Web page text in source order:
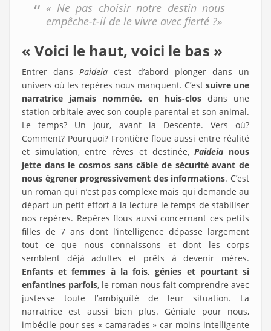
« Ne pas choisir notre destin nous
empêche-t-il de le vivre avec fierté ?»
« Voici le haut, voici le bas »
Entrer dansPaideia c’est d’abord plonger dans un
univers où les repères nous manquent. C’est suivre une
narratrice jamais nommée, en huis-clos dans une
station orbitale avec son couple parental et son animal.
Le temps? Un jour, avant la Descente. Vers où?
Comment? Pourquoi? Frontière floue aussi entre réalité
et simulation, entre rêves et destinée,Paideia nous
jette dans le cosmos sans câble de sécurité avant de
nous égrener progressivement des informations. C’est
un roman qui n’est pas complexe mais qui demande au
départ un petit effort à la lecture le temps de stabiliser
nos repères. Repères flous aussi concernant ces petits
filles de 7 ans dont l’intelligence dépasse largement
tout ce que nous connaissons et dont les corps
semblent déjà adultes et prêts à devenir mères.
Enfants et femmes à la fois, génies et pourtant si
enfantines parfois, le roman nous fait comprendre avec
justesse toute l’ambiguïté de leur situation. La
narratrice est aussi bien plus. Géniale pour nous,
imbécile pour ses « camarades » car moins intelligente